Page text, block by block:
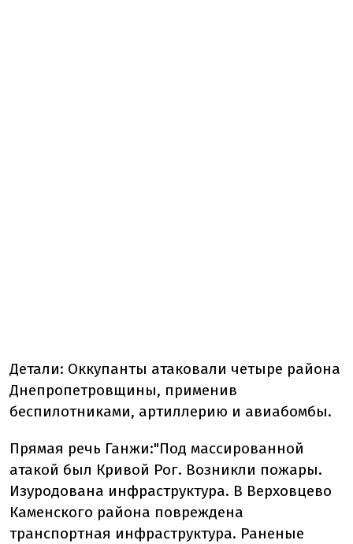
Детали: Оккупанты атаковали четыре района
Днепропетровщины, применив
беспилотниками, артиллерию и авиабомбы.
Прямая речь Ганжи:"Под массированной
атакой был Кривой Рог. Возникли пожары.
Изуродована инфраструктура. В Верховцево
Каменского района повреждена
транспортная инфраструктура. Раненые